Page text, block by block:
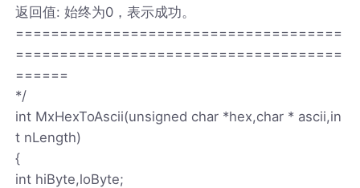
返回值: 始终为0，表示成功。
=====================================
=====================================
======
*/
int MxHexToAscii(unsigned char *hex,char * ascii,in
t nLength)
{
int hiByte,loByte;